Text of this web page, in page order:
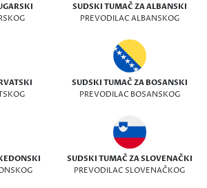
SUDSKI TUMAČ ZA ALBANSKI
PREVODILAC ALBANSKOG
SUDSKI TUMAČ ZA BOSANSKI
PREVODILAC BOSANSKOG
SUDSKI TUMAČ ZA SLOVENAČKI
PREVODILAC SLOVENAČKOG